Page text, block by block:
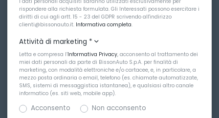
rispondere alla richiesta formulata. Gli Interessati possono esercitare i
diritti di cui agli artt. 15 - 23 del GDPR scrivendo all'indirizzo
clienti@bissonauto.it. Informativa completa.
Attività di marketing *
Letta e compresa l’Informativa Privacy, acconsento al trattamento dei
miei dati personali da parte di BissonAuto S.p.A. per finalità di
marketing, con modalità elettroniche e/o cartacee, e, in particolare, a
mezzo posta ordinaria o email, telefono (es. chiamate automatizzate,
SMS, sistemi di messaggistica istantanea), e qualsiasi altro canale
informatico (es. siti web, mobile app).
Acconsento Non acconsento